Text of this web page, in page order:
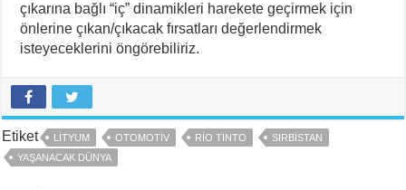
çıkarına bağlı “iç” dinamikleri harekete geçirmek için
önlerine çıkan/çıkacak fırsatları değerlendirmek
isteyeceklerini öngörebiliriz.
Etiket LITYUM OTOMOTIV RIO TINTO
SIRBISTAN
YAŞANACAK DÜNYA